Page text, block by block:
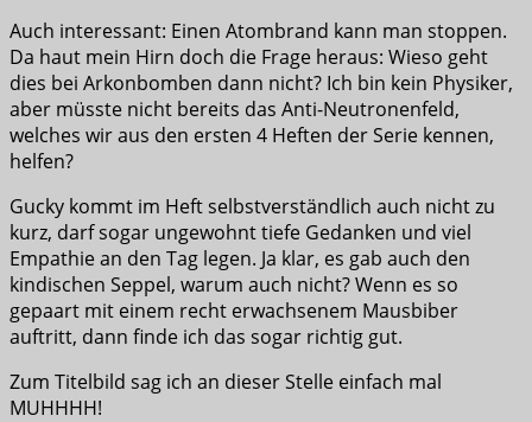
Auch interessant: Einen Atombrand kann man stoppen.
Da haut mein Hirn doch die Frage heraus: Wieso geht
dies bei Arkonbomben dann nicht? Ich bin kein Physiker,
aber müsste nicht bereits das Anti-Neutronenfeld,
welches wir aus den ersten 4 Heften der Serie kennen,
helfen?
Gucky kommt im Heft selbstverständlich auch nicht zu
kurz, darf sogar ungewohnt tiefe Gedanken und viel
Empathie an den Tag legen. Ja klar, es gab auch den
kindischen Seppel, warum auch nicht? Wenn es so
gepaart mit einem recht erwachsenem Mausbiber
auftritt, dann finde ich das sogar richtig gut.
Zum Titelbild sag ich an dieser Stelle einfach mal
MUHHHH!